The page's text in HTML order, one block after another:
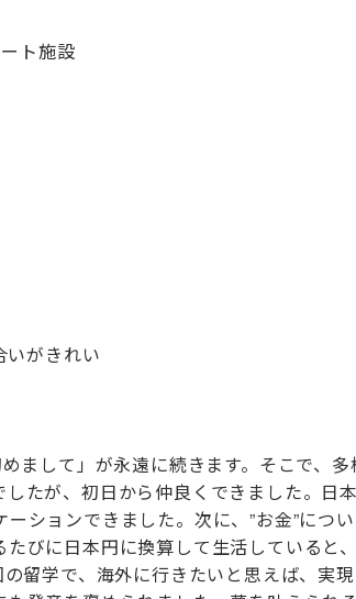
ト施設
いがきれい
まして」が永遠に続きます。そこで、
たが、初日から仲良くできました。日
ションできました。次に、”お金”につ
びに日本円に換算して生活していると
留学で、海外に行きたいと思えば、実